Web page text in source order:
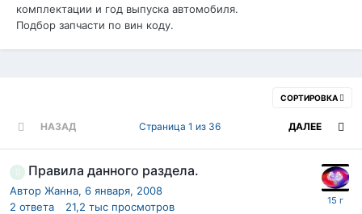
комплектации и год выпуска автомобиля.
Подбор запчасти по вин коду.
СОРТИРОВКА
НАЗАД ДАЛЕЕ
Страница 1 из 36
Правила данного раздела.
Автор Жанна, 6 января, 2008
2 ответа 21,2 тыс просмотров